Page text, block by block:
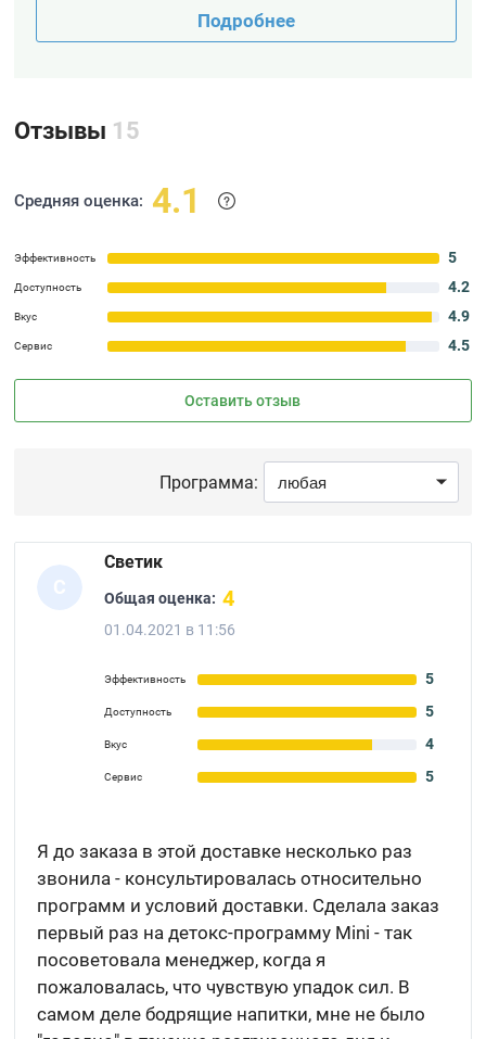
Подробнее
Отзывы 15
Средняя оценка: 4.1
Эффективность 5
Доступность 4.2
Вкус 4.9
Сервис 4.5
Оставить отзыв
Программа:
С
Светик
Общая оценка: 4
01.04.2021 в 11:56
Эффективность 5
Доступность 5
Вкус 4
Сервис 5
Я до заказа в этой доставке несколько раз
звонила - консультировалась относительно
программ и условий доставки. Сделала заказ
первый раз на детокс-программу Mini - так
посоветовала менеджер, когда я
пожаловалась, что чувствую упадок сил. В
самом деле бодрящие напитки, мне не было